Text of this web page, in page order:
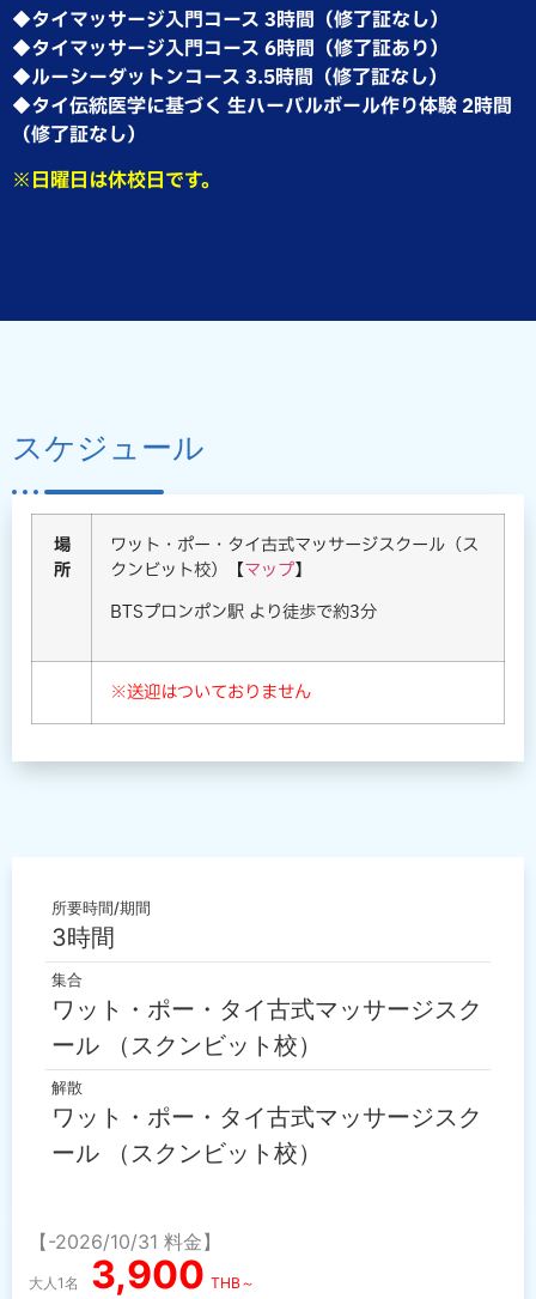
◆タイマッサージ入門コース 3時間（修了証なし）
◆タイマッサージ入門コース 6時間（修了証あり）
◆ルーシーダットンコース 3.5時間（修了証なし）
◆タイ伝統医学に基づく 生ハーバルボール作り体験 2時間
（修了証なし）
※日曜日は休校日です。
スケジュール
場
所
ワット・ポー・タイ古式マッサージスクール（ス
クンビット校）【マップ】
BTSプロンポン駅 より徒歩で約3分
※送迎はついておりません
所要時間/期間
3時間
集合
ワット・ポー・タイ古式マッサージスク
ール （スクンビット校）
解散
ワット・ポー・タイ古式マッサージスク
ール （スクンビット校）
【-2026/10/31 料金】
大人1名 3,900 THB～